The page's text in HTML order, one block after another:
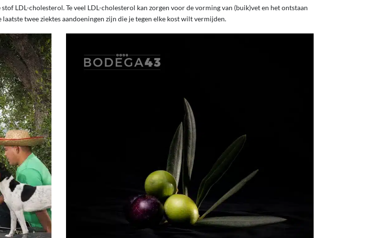
LDL-cholesterol. Te veel LDL-cholesterol kan zorgen voor de vorming van (buik)vet en het ontstaan
twee ziektes aandoeningen zijn die je tegen elke kost wilt vermijden.